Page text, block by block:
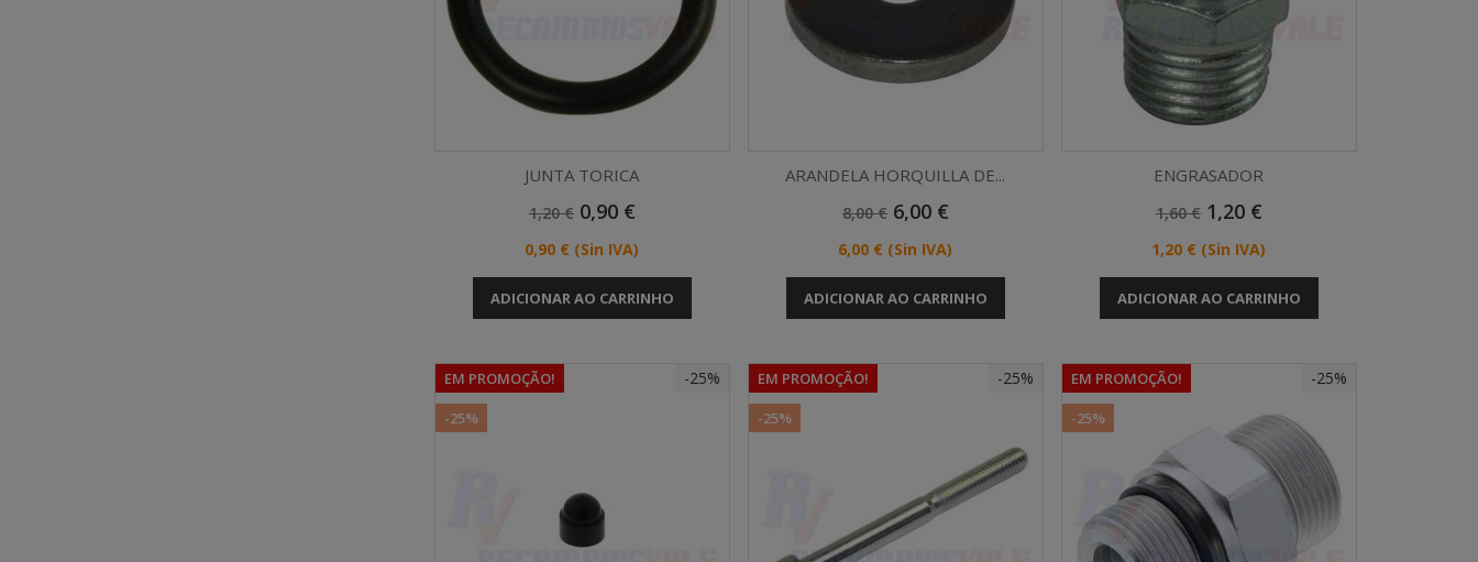
Vista rápida
JUNTA TORICA
Preço
1,20 € Preço
0,90 €
Preço
0,90 € (Sin IVA)
ADICIONAR AO CARRINHO
Vista rápida
ARANDELA HORQUILLA DE...
Preço
8,00 € Preço
6,00 €
Preço
6,00 € (Sin IVA)
ADICIONAR AO CARRINHO
Vista rápida
ENGRASADOR
Preço
1,60 € Preço
1,20 €
Preço
1,20 € (Sin IVA)
ADICIONAR AO CARRINHO
-25%
EM PROMOÇÃO!
-25%
-25%
EM PROMOÇÃO!
-25%
-25%
EM PROMOÇÃO!
-25%